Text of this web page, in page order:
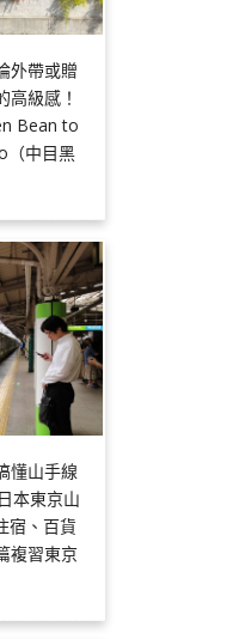
外帶或贈
高級感！
Bean to
中目黑
懂山手線
本東京山
宿、百貨
複習東京